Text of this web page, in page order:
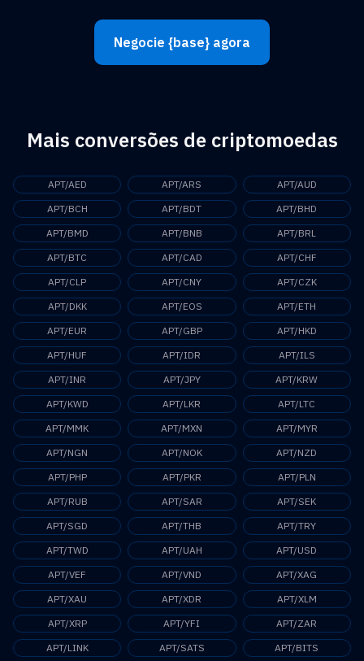
Negocie {base} agora
Mais conversões de criptomoedas
APT/AED APT/ARS
APT/AUD
APT/BCH
APT/BDT
APT/BHD
APT/BMD
APT/BNB
APT/BRL
APT/BTC
APT/CAD
APT/CHF
APT/CLP
APT/CNY
APT/CZK
APT/DKK
APT/EOS
APT/ETH
APT/EUR
APT/GBP
APT/HKD
APT/HUF
APT/IDR
APT/ILS
APT/INR
APT/JPY
APT/KRW
APT/KWD
APT/LKR
APT/LTC
APT/MMK
APT/MXN
APT/MYR
APT/NGN
APT/NOK
APT/NZD
APT/PHP
APT/PKR
APT/PLN
APT/RUB
APT/SAR
APT/SEK
APT/SGD
APT/THB
APT/TRY
APT/TWD
APT/UAH
APT/USD
APT/VEF
APT/VND
APT/XAG
APT/XAU
APT/XDR
APT/XLM
APT/XRP
APT/YFI
APT/ZAR
APT/LINK
APT/SATS APT/BITS